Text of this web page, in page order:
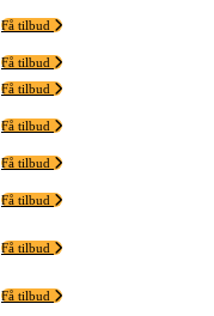
Få tilbud
Få tilbud
Få tilbud
Få tilbud
Få tilbud
Få tilbud
Få tilbud
Få tilbud